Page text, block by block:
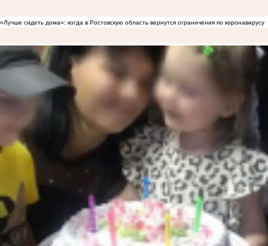
«Лучше сидеть дома»: когда в Ростовскую область вернутся ограничения по коронавирусу